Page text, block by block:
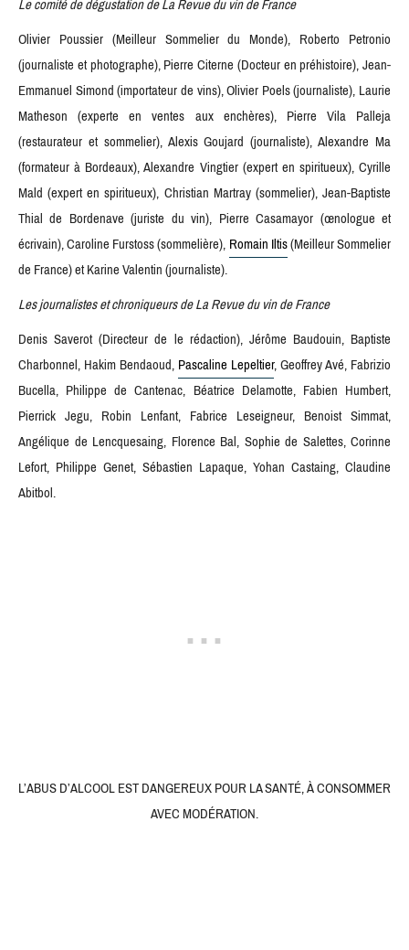
Olivier Poussier (Meilleur Sommelier du Monde), Roberto Petronio
(journaliste et photographe), Pierre Citerne (Docteur en préhistoire), Jean-
Emmanuel Simond (importateur de vins), Olivier Poels (journaliste), Laurie
Matheson (experte en ventes aux enchères), Pierre Vila Palleja
(restaurateur et sommelier), Alexis Goujard (journaliste), Alexandre Ma
(formateur à Bordeaux), Alexandre Vingtier (expert en spiritueux), Cyrille
Mald (expert en spiritueux), Christian Martray (sommelier), Jean-Baptiste
Thial de Bordenave (juriste du vin), Pierre Casamayor (œnologue et
écrivain), Caroline Furstoss (sommelière),Romain Iltis(Meilleur Sommelier
de France) et Karine Valentin (journaliste).
Les journalistes et chroniqueurs de La Revue du vin de France
Denis Saverot (Directeur de le rédaction), Jérôme Baudouin, Baptiste
Charbonnel, Hakim Bendaoud,Pascaline Lepeltier, Geoffrey Avé, Fabrizio
Bucella, Philippe de Cantenac, Béatrice Delamotte, Fabien Humbert,
Pierrick Jegu, Robin Lenfant, Fabrice Leseigneur, Benoist Simmat,
Angélique de Lencquesaing, Florence Bal, Sophie de Salettes, Corinne
Lefort, Philippe Genet, Sébastien Lapaque, Yohan Castaing, Claudine
Abitbol.
L’ABUS D’ALCOOL EST DANGEREUX POUR LA SANTÉ, À CONSOMMER
AVEC MODÉRATION.